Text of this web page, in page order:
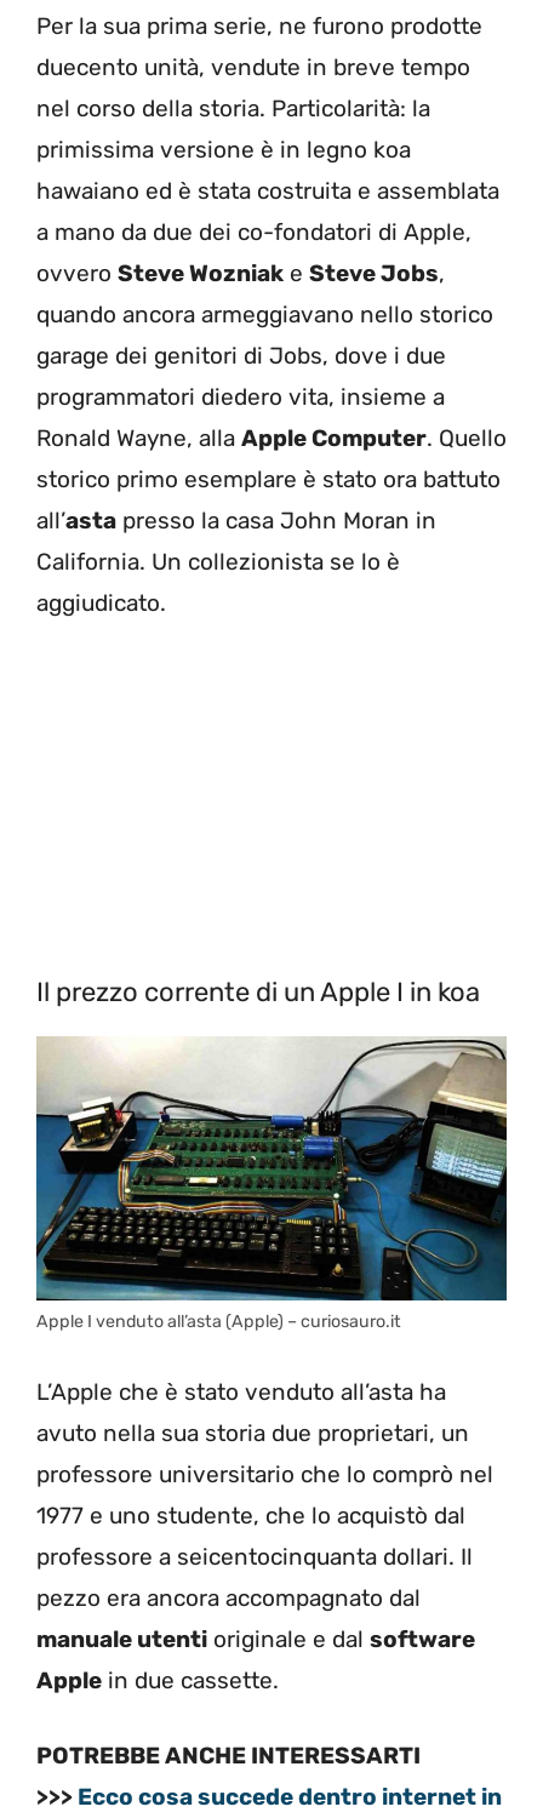
Per la sua prima serie, ne furono prodotte
duecento unità, vendute in breve tempo
nel corso della storia. Particolarità: la
primissima versione è in legno koa
hawaiano ed è stata costruita e assemblata
a mano da due dei co-fondatori di Apple,
ovvero Steve Wozniak e Steve Jobs,
quando ancora armeggiavano nello storico
garage dei genitori di Jobs, dove i due
programmatori diedero vita, insieme a
Ronald Wayne, alla Apple Computer. Quello
storico primo esemplare è stato ora battuto
all’asta presso la casa John Moran in
California. Un collezionista se lo è
aggiudicato.
Il prezzo corrente di un Apple I in koa
Apple I venduto all’asta (Apple) – curiosauro.it
L’Apple che è stato venduto all’asta ha
avuto nella sua storia due proprietari, un
professore universitario che lo comprò nel
1977 e uno studente, che lo acquistò dal
professore a seicentocinquanta dollari. Il
pezzo era ancora accompagnato dal
manuale utenti originale e dal software
Apple in due cassette.
POTREBBE ANCHE INTERESSARTI
>>> Ecco cosa succede dentro internet in